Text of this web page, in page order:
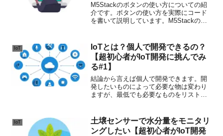
M5Stackのボタンの使い方についての紹
介です。ボタンの使い方を実際にコード
を書いて説明しています。M5Stackのボ
IoT
IoTとは？個人で開発できるの？
【超初心者がIoT開発に挑んでみ
る#1】
結論から言えば個人で開発できます。開
発したいものによって必要な物は変わり
ますが、最低でも必要なものをリストア
IoT
土壌センサーで水分量をモニタリ
ングしたい【超初心者がIoT開発